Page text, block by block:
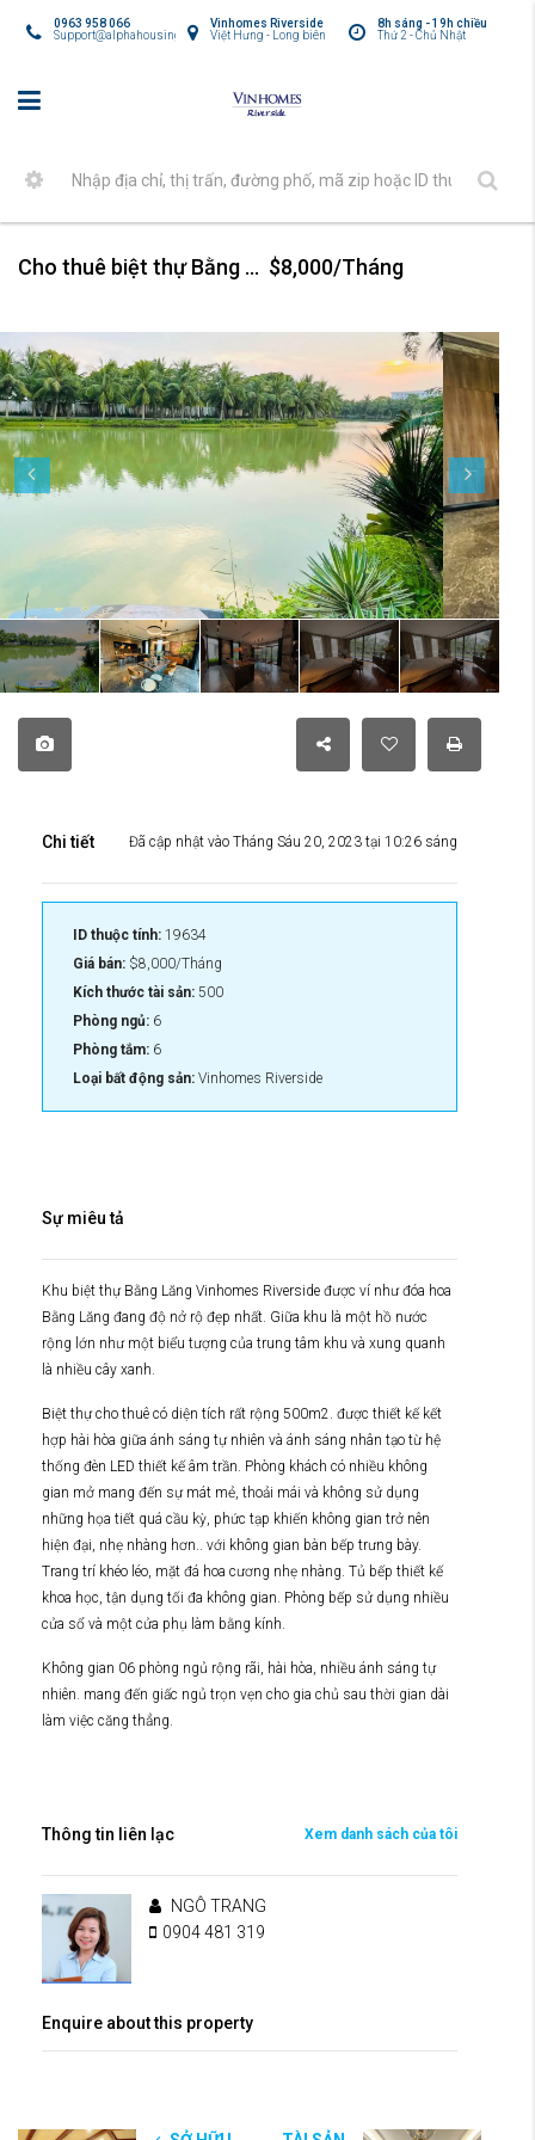
8h sáng - 19h chiều
Thứ 2 - Chủ Nhật
Vinhomes Riverside
Việt Hưng - Long biên
0963 958 066
Support@alphahousing.vn
Cho thuê biệt thự Bằng Lăng Vinhomes Riverside 6PN siêu đẹp $8,000/Tháng
Chi tiết Đã cập nhật vào Tháng Sáu 20, 2023 tại 10:26 sáng
ID thuộc tính: 19634
Giá bán: $8,000/Tháng
Kích thước tài sản: 500
Phòng ngủ: 6
Phòng tắm: 6
Loại bất động sản: Vinhomes Riverside
Sự miêu tả
Khu biệt thự Bằng Lăng Vinhomes Riverside được ví như đóa hoa
Bằng Lăng đang độ nở rộ đẹp nhất. Giữa khu là một hồ nước
rộng lớn như một biểu tượng của trung tâm khu và xung quanh
là nhiều cây xanh.
Biệt thự cho thuê có diện tích rất rộng 500m2. được thiết kế kết
hợp hài hòa giữa ánh sáng tự nhiên và ánh sáng nhân tạo từ hệ
thống đèn LED thiết kế âm trần. Phòng khách có nhiều không
gian mở mang đến sự mát mẻ, thoải mái và không sử dụng
những họa tiết quá cầu kỳ, phức tạp khiến không gian trở nên
hiện đại, nhẹ nhàng hơn.. với không gian bàn bếp trưng bày.
Trang trí khéo léo, mặt đá hoa cương nhẹ nhàng. Tủ bếp thiết kế
khoa học, tận dụng tối đa không gian. Phòng bếp sử dụng nhiều
cửa sổ và một cửa phụ làm bằng kính.
Không gian 06 phòng ngủ rộng rãi, hài hòa, nhiều ánh sáng tự
nhiên. mang đến giấc ngủ trọn vẹn cho gia chủ sau thời gian dài
làm việc căng thẳng.
Thông tin liên lạc Xem danh sách của tôi
NGÔ TRANG
0904 481 319
Enquire about this property